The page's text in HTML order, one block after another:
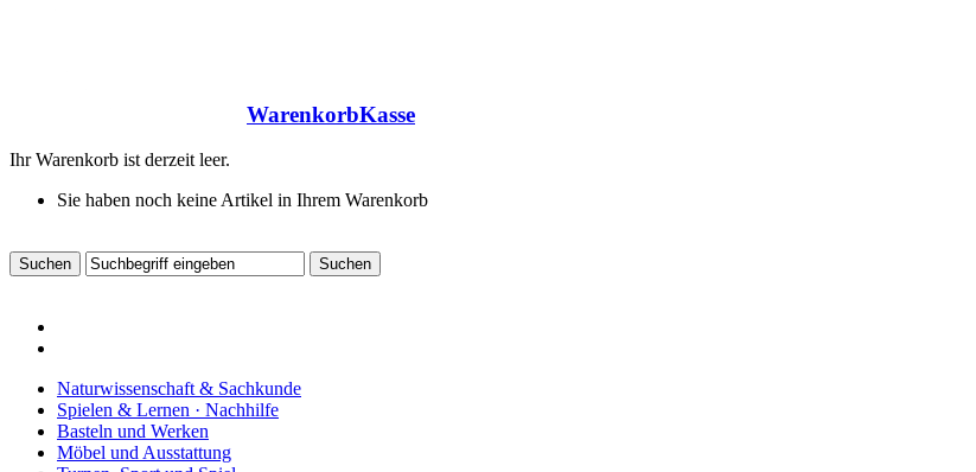
WarenkorbKasse
Ihr Warenkorb ist derzeit leer.
Sie haben noch keine Artikel in Ihrem Warenkorb
Naturwissenschaft & Sachkunde
Spielen & Lernen · Nachhilfe
Basteln und Werken
Möbel und Ausstattung